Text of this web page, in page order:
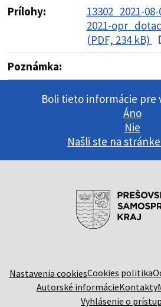
Prílohy:
13302_2021-
2021-
(PDF, 234 kB)
Poznámka:
Boli tieto informácie pre
Áno
Nie
Našli ste na
Nastavenia cookiesCookies politika
Autorské informácieKontakty
Vyhlásenie o